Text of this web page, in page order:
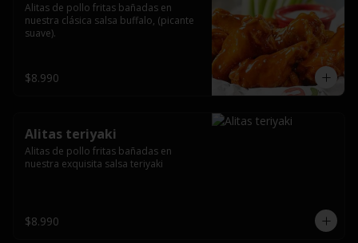
Alitas de pollo fritas bañadas en
nuestra clásica salsa buffalo, (picante
suave).
$8.990
Alitas teriyaki
Alitas de pollo fritas bañadas en
nuestra exquisita salsa teriyaki
$8.990